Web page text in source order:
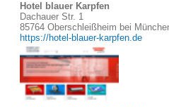
Hotel blauer Karpfen
Dachauer Str. 1
85764 Oberschleißheim bei
https://hotel-blauer-karpfen.de